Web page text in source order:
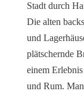
Stadt durch
Die alten
und
plätschernde
einem
und Rum.